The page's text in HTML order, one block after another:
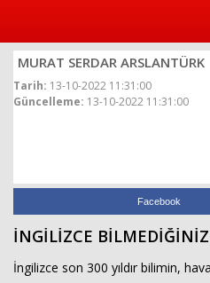
MURAT SERDAR ARSLANTÜRK
Tarih: 13-10-2022 11:31:00
Güncelleme: 13-10-2022 11:31:00
Facebook
İNGİLİZCE
İngilizce son 300 yıldır bilimin,